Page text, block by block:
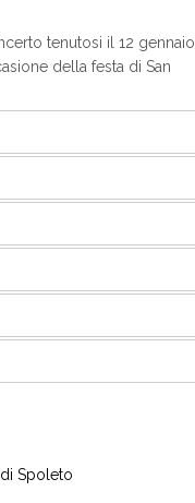
tenutosi il 12 gennaio
della festa di San
Spoleto